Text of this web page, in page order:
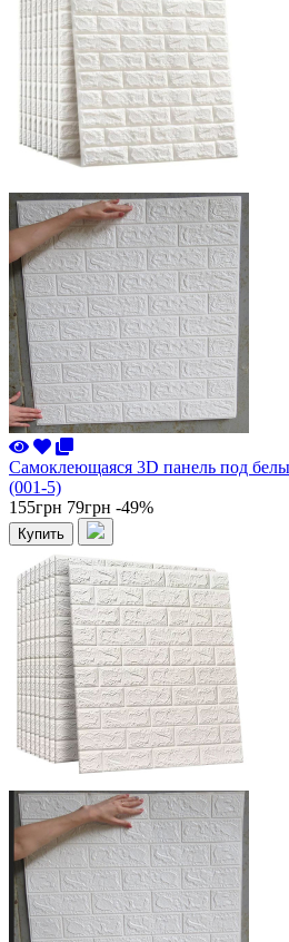
Самоклеющаяся 3D панель под
(001-5)
155грн 79грн -49%
Купить